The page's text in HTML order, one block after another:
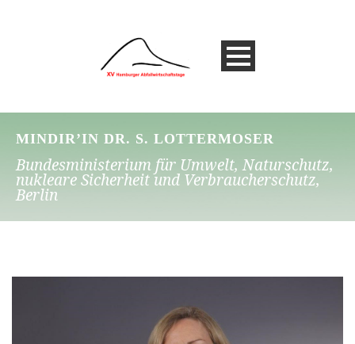
MINDIR’IN DR. S. LOTTERMOSER
Bundesministerium für Umwelt, Naturschutz,
nukleare Sicherheit und Verbraucherschutz,
Berlin